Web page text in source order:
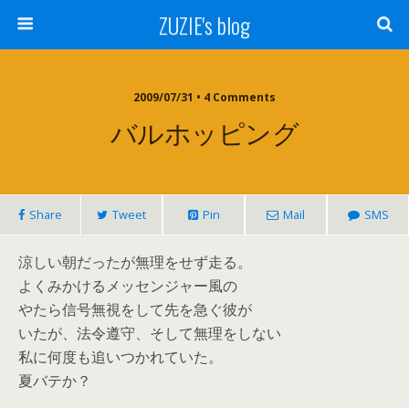
ZUZIE's blog
2009/07/31 • 4 Comments
バルホッピング
Share Tweet Pin Mail SMS
涼しい朝だったが無理をせず走る。
よくみかけるメッセンジャー風の
やたら信号無視をして先を急ぐ彼が
いたが、法令遵守、そして無理をしない
私に何度も追いつかれていた。
夏バテか？